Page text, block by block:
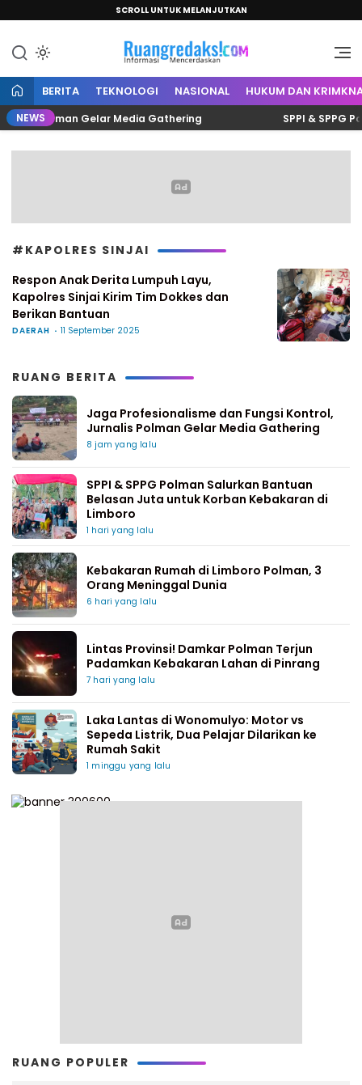
SCROLL UNTUK MELANJUTKAN
Ruang Redaksi
Informasi Mencerdaskan
BERITA TEKNOLOGI NASIONAL HUKUM DAN
NEWS
Polman Gelar Media Gathering SPPI & SPPG
#KAPOLRES SINJAI
Respon Anak Derita Lumpuh Layu,
Kapolres Sinjai Kirim Tim Dokkes dan
Berikan Bantuan
DAERAH 11 September 2025
RUANG BERITA
Jaga Profesionalisme dan Fungsi Kontrol,
Jurnalis Polman Gelar Media Gathering
8 jam yang lalu
SPPI & SPPG Polman Salurkan Bantuan
Belasan Juta untuk Korban Kebakaran di
Limboro
1 hari yang lalu
Kebakaran Rumah di Limboro Polman, 3
Orang Meninggal Dunia
6 hari yang lalu
Lintas Provinsi! Damkar Polman Terjun
Padamkan Kebakaran Lahan di Pinrang
7 hari yang lalu
Laka Lantas di Wonomulyo: Motor vs
Sepeda Listrik, Dua Pelajar Dilarikan ke
Rumah Sakit
1 minggu yang lalu
RUANG POPULER